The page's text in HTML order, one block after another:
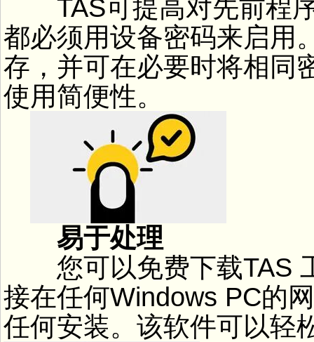
TAS可提高对先前程序
都必须用设备密码来启用
存，并可在必要时将相同
使用简便性。
易于处理
您可以免费下载TAS
接在任何Windows PC的
任何安装。该软件可以轻